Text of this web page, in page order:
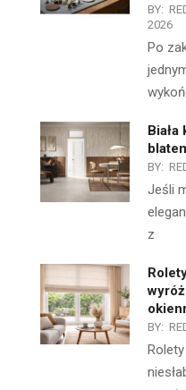
BY:
2026
Po
BY:
Jeśli
z
BY: